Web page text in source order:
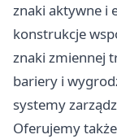
znaki aktywne i
konstrukcje
znaki zmiennej
bariery i
systemy
Oferujemy